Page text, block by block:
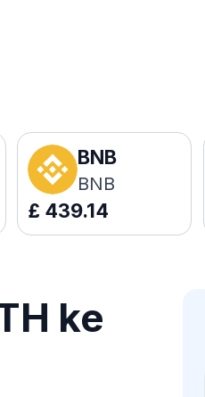
BNB
BNB
£ 439.14
ke